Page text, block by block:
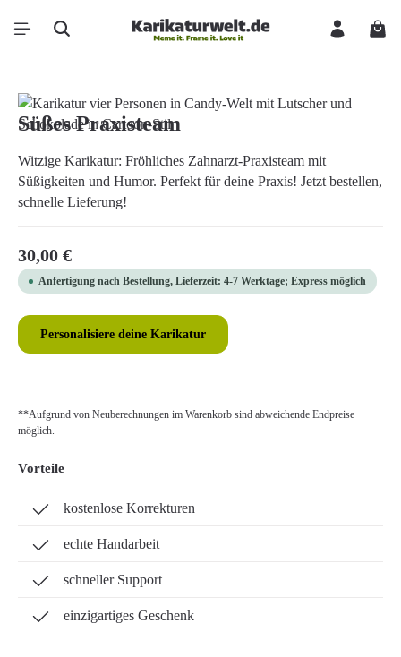
Zum Hauptinhalt springen
Bildergalerie überspringen
Süßes Praxisteam
Witzige Karikatur: Fröhliches Zahnarzt-Praxisteam mit
Süßigkeiten und Humor. Perfekt für deine Praxis! Jetzt bestellen,
schnelle Lieferung!
Regulärer Preis:
30,00 €
Anfertigung nach Bestellung, Lieferzeit: 4-7 Werktage; Express möglich
Personalisiere deine Karikatur
**Aufgrund von Neuberechnungen im Warenkorb sind abweichende Endpreise
möglich.
Vorteile
kostenlose Korrekturen
echte Handarbeit
schneller Support
einzigartiges Geschenk